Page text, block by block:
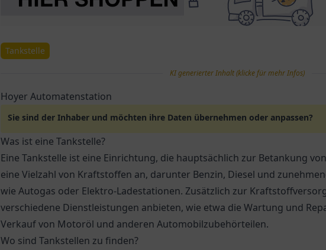
Tankstelle
KI generierter Inhalt (klicke für mehr Infos)
Hoyer Automatenstation
Sie sind der Inhaber und möchten ihre Daten übernehmen oder anpassen?
Was ist eine Tankstelle?
Eine Tankstelle ist eine Einrichtung, die hauptsächlich zur Betankung
eine Vielzahl von Kraftstoffen an, darunter Benzin, Diesel und
wie Autogas oder Elektro-Ladestationen. Zusätzlich zur
verschiedene Dienstleistungen anbieten, wie etwa die Wartung und
Verkauf von Motoröl und anderen Automobilzubehörteilen.
Wo sind Tankstellen zu finden?